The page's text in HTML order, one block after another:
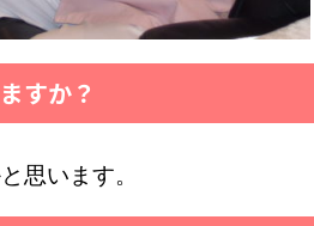
すか？
思います。